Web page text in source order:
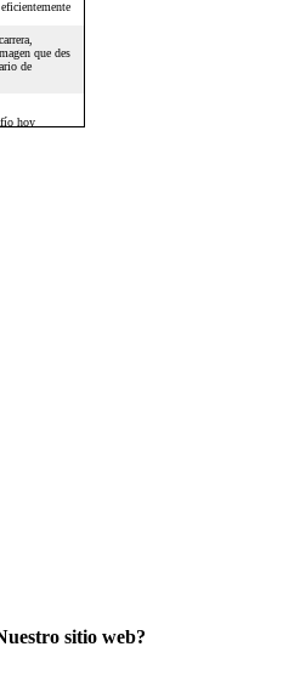
sitio web?